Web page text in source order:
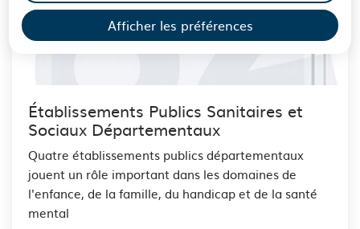
Afficher les préférences
Établissements Publics Sanitaires et
Sociaux Départementaux
Quatre établissements publics départementaux
jouent un rôle important dans les domaines de
l'enfance, de la famille, du handicap et de la santé
mental